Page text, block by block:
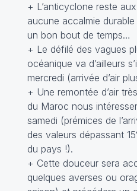
+ L’anticyclone reste
aucune accalmie
un bon bout de temps…
+ Le défilé des vagues
océanique va d’ailleurs
mercredi (arrivée d’air
+ Une remontée d’air
du Maroc nous
samedi (prémices de
des valeurs dépassant
du pays !).
+ Cette douceur sera
quelques averses ou